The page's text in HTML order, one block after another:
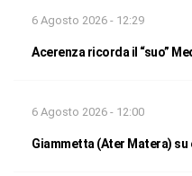
6 Agosto 2026 - 12:29
Acerenza ricorda il “suo”
6 Agosto 2026 - 12:00
Giammetta (Ater Matera)